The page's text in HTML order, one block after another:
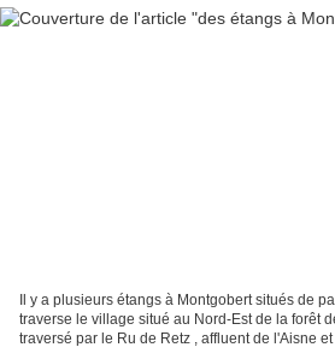
Il y a plusieurs étangs à Montgobert situés de
traverse le village situé au Nord-Est de la forêt
traversé par le Ru de Retz , affluent de l'Aisne